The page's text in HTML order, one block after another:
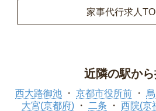
家事代行求人
近隣の駅か
西大路御池 京都市役所前
大宮(京都府)
二条 西院(京